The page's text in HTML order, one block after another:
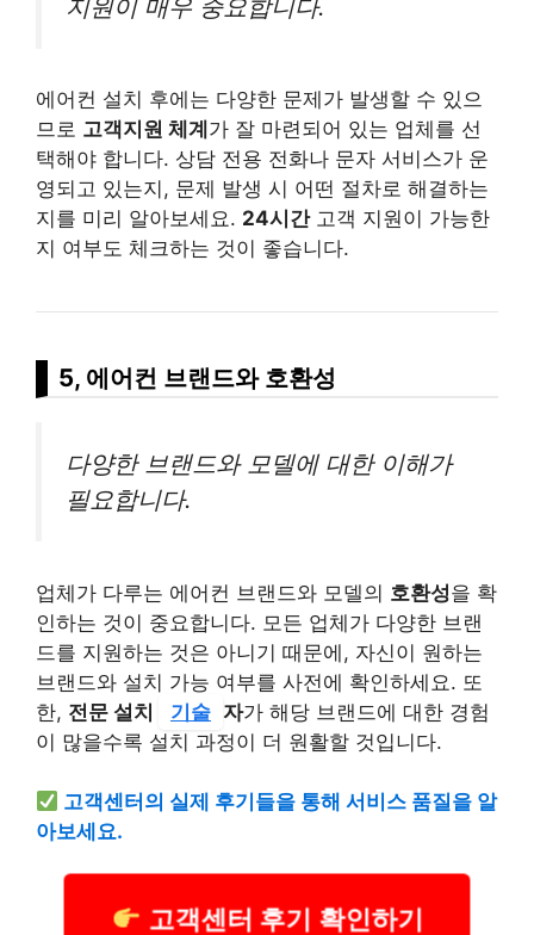
지원이 매우 중요합니다.
에어컨 설치 후에는 다양한 문제가 발생할 수 있으
므로 고객지원 체계 가 잘 마련되어 있는 업체를 선
택해야 합니다. 상담 전용 전화나 문자 서비스가 운
영되고 있는지, 문제 발생 시 어떤 절차로 해결하는
지를 미리 알아보세요. 24시간고객 지원이 가능한
지 여부도 체크하는 것이 좋습니다.
5, 에어컨 브랜드와 호환성
다양한 브랜드와 모델에 대한 이해가
필요합니다.
업체가 다루는 에어컨 브랜드와 모델의 호환성을 확
인하는 것이 중요합니다. 모든 업체가 다양한 브랜
드를 지원하는 것은 아니기 때문에, 자신이 원하는
브랜드와 설치 가능 여부를 사전에 확인하세요. 또
한, 전문 설치 기술 자가 해당 브랜드에 대한 경험
이 많을수록 설치 과정이 더 원활할 것입니다.
고객센터의 실제 후기들을 통해 서비스 품질을 알
아보세요.
고객센터 후기 확인하기